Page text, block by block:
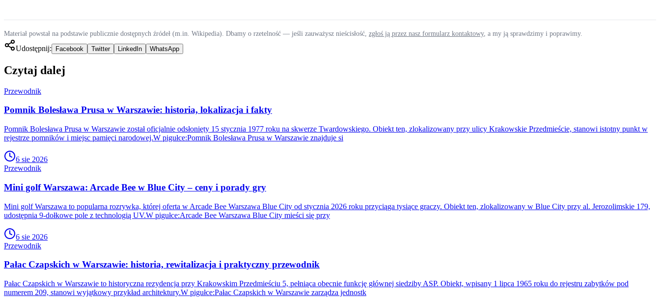
Materiał powstał na podstawie publicznie dostępnych źródeł (m.in. Wikipedia). Dbamy o rzetelność — jeśli zauważysz nieścisłość, zgłoś ją przez nasz formularz kontaktowy, a my ją sprawdzimy i poprawimy.
Udostępnij: Facebook Twitter LinkedIn WhatsApp
Czytaj dalej
Przewodnik
Pomnik Bolesława Prusa w Warszawie: historia, lokalizacja i fakty
Pomnik Bolesława Prusa w Warszawie został oficjalnie odsłonięty 15 stycznia 1977 roku na skwerze Twardowskiego. Obiekt ten, zlokalizowany przy ulicy Krakowskie Przedmieście, stanowi istotny punkt w
rejestrze pomników i miejsc pamięci narodowej.W pigułce:Pomnik Bolesława Prusa w Warszawie znajduje si
6 sie 2026
Przewodnik
Mini golf Warszawa: Arcade Bee w Blue City – ceny i porady gry
Mini golf Warszawa to popularna rozrywka, której oferta w Arcade Bee Warszawa Blue City od stycznia 2026 roku przyciąga tysiące graczy. Obiekt ten, zlokalizowany w Blue City przy al. Jerozolimskie 179,
udostępnia 9-dołkowe pole z technologią UV.W pigułce:Arcade Bee Warszawa Blue City mieści się przy
6 sie 2026
Przewodnik
Pałac Czapskich w Warszawie: historia, rewitalizacja i praktyczny przewodnik
Pałac Czapskich w Warszawie to historyczna rezydencja przy Krakowskim Przedmieściu 5, pełniąca obecnie funkcję głównej siedziby ASP. Obiekt, wpisany 1 lipca 1965 roku do rejestru zabytków pod
numerem 209, stanowi wyjątkowy przykład architektury.W pigułce:Pałac Czapskich w Warszawie zarządza jednostk